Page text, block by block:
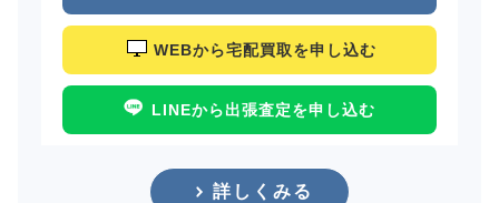
WEBから宅配買取を申し込む
LINEから出張査定を申し込む
詳しくみる